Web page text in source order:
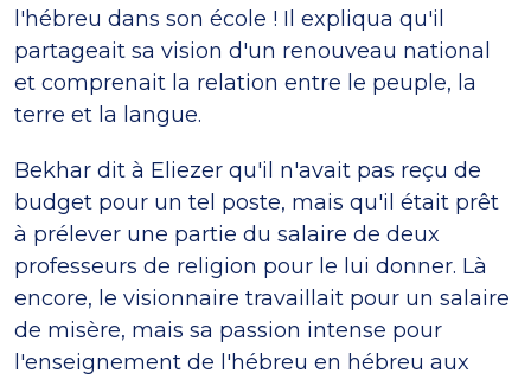
l'hébreu dans son école ! Il expliqua qu'il
partageait sa vision d'un renouveau national
et comprenait la relation entre le peuple, la
terre et la langue.
Bekhar dit à Eliezer qu'il n'avait pas reçu de
budget pour un tel poste, mais qu'il était prêt
à prélever une partie du salaire de deux
professeurs de religion pour le lui donner. Là
encore, le visionnaire travaillait pour un salaire
de misère, mais sa passion intense pour
l'enseignement de l'hébreu en hébreu aux